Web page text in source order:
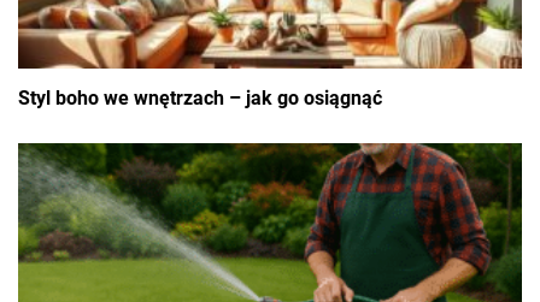
Styl boho we wnętrzach – jak go osiągnąć